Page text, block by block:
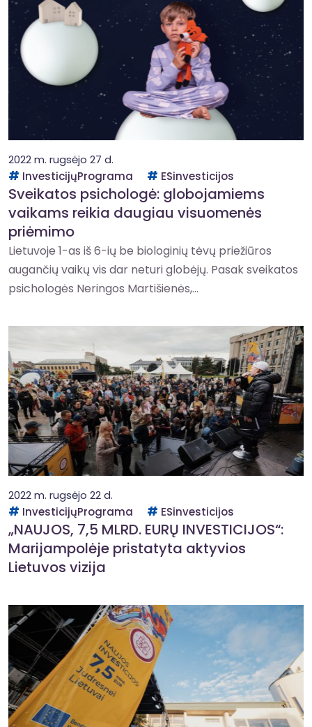
2022 m. rugsėjo 27 d.
InvesticijųPrograma
ESinvesticijos
Sveikatos psichologė: globojamiems
vaikams reikia daugiau visuomenės
priėmimo
Lietuvoje 1-as iš 6-ių be biologinių tėvų priežiūros
augančių vaikų vis dar neturi globėjų. Pasak sveikatos
psichologės Neringos Martišienės,...
2022 m. rugsėjo 22 d.
InvesticijųPrograma
ESinvesticijos
„NAUJOS, 7,5 MLRD. EURŲ INVESTICIJOS“:
Marijampolėje pristatyta aktyvios
Lietuvos vizija